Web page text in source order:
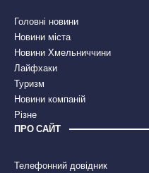
Головні новини
Новини міста
Новини Хмельниччини
Лайфхаки
Туризм
Новини компаній
Різне
ПРО САЙТ
Телефонний довідник